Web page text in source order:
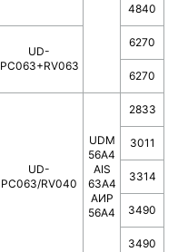
4840
UD-
PC063+RV063
6270
6270
UD-
PC063/RV040
UDM
56А4
AIS
63A4
АИР
56А4
2833
3011
3314
3490
3490